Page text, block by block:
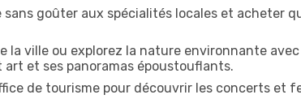
goûter aux spécialités locales et acheter
la ville ou explorez la nature environnante
et ses panoramas époustouflants.
de tourisme pour découvrir les concerts et